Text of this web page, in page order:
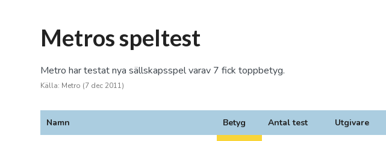
Metros speltest
Metro har testat nya sällskapsspel varav 7 fick toppbetyg.
Källa: Metro (7 dec 2011)
Namn Betyg Antal test Utgivare